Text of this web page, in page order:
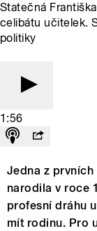
Statečná
celibátu učitelek.
politiky
1:56
Jedna z
narodila v roce
profesní dráhu
mít rodinu. Pro